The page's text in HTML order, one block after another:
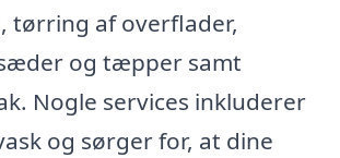
tørring af overflader,
og tæpper samt
Nogle services inkluderer
og sørger for, at dine